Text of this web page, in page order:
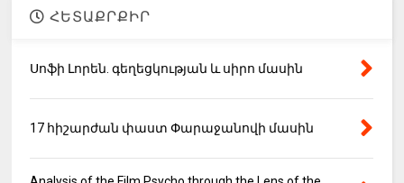
ՀԵՏԱՔՐՔԻՐ
Սոֆի Լորեն. գեղեցկության և սիրո մասին
17 հիշարժան փաստ Փարաջանովի մասին